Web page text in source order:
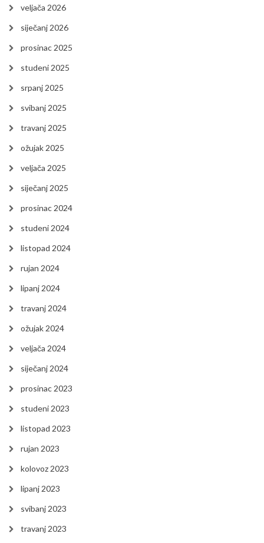
veljača 2026
siječanj 2026
prosinac 2025
studeni 2025
srpanj 2025
svibanj 2025
travanj 2025
ožujak 2025
veljača 2025
siječanj 2025
prosinac 2024
studeni 2024
listopad 2024
rujan 2024
lipanj 2024
travanj 2024
ožujak 2024
veljača 2024
siječanj 2024
prosinac 2023
studeni 2023
listopad 2023
rujan 2023
kolovoz 2023
lipanj 2023
svibanj 2023
travanj 2023